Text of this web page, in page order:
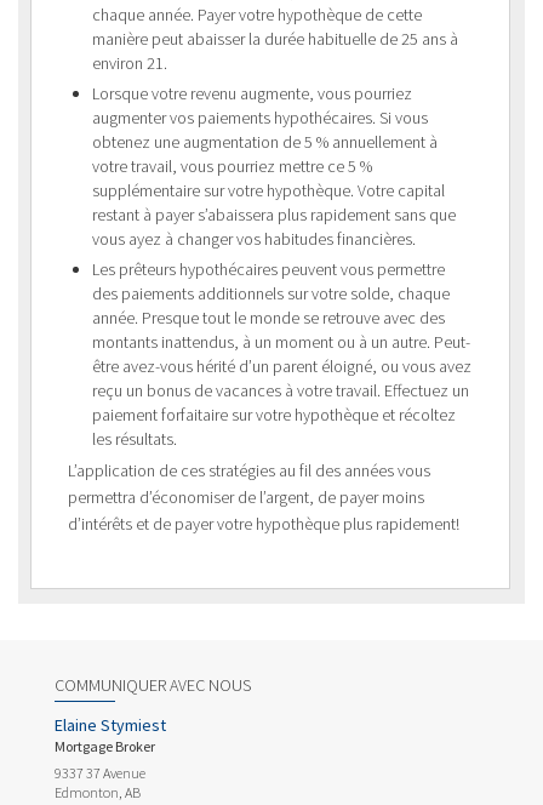
chaque année. Payer votre hypothèque de cette
manière peut abaisser la durée habituelle de 25 ans à
environ 21.
Lorsque votre revenu augmente, vous pourriez
augmenter vos paiements hypothécaires. Si vous
obtenez une augmentation de 5 % annuellement à
votre travail, vous pourriez mettre ce 5 %
supplémentaire sur votre hypothèque. Votre capital
restant à payer s’abaissera plus rapidement sans que
vous ayez à changer vos habitudes financières.
Les prêteurs hypothécaires peuvent vous permettre
des paiements additionnels sur votre solde, chaque
année. Presque tout le monde se retrouve avec des
montants inattendus, à un moment ou à un autre. Peut-
être avez-vous hérité d’un parent éloigné, ou vous avez
reçu un bonus de vacances à votre travail. Effectuez un
paiement forfaitaire sur votre hypothèque et récoltez
les résultats.
L’application de ces stratégies au fil des années vous
permettra d’économiser de l’argent, de payer moins
d’intérêts et de payer votre hypothèque plus rapidement!
COMMUNIQUER AVEC NOUS
Elaine Stymiest
Mortgage Broker
9337 37 Avenue
Edmonton, AB